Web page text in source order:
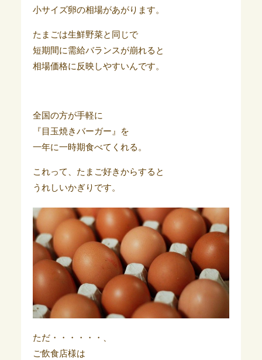
小サイズ卵の相場があがります。
たまごは生鮮野菜と同じで
短期間に需給バランスが崩れると
相場価格に反映しやすいんです。
全国の方が手軽に
『目玉焼きバーガー』を
一年に一時期食べてくれる。
これって、たまご好きからすると
うれしいかぎりです。
ただ・・・・・・、
ご飲食店様は